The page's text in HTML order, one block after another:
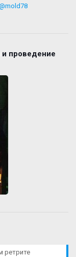
и проведение
ретрите